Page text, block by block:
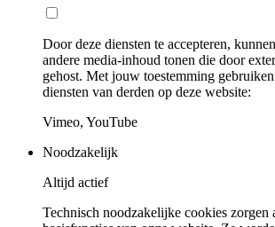
Door deze diensten te accepteren,
andere media-inhoud tonen die door
gehost. Met jouw toestemming
diensten van derden op deze website:
Vimeo, YouTube
Noodzakelijk
Altijd actief
Technisch noodzakelijke cookies zorgen